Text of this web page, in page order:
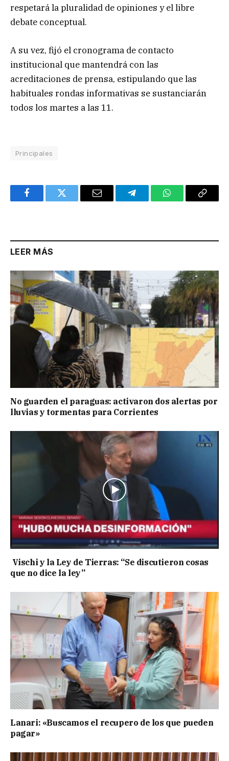
respetará la pluralidad de opiniones y el libre
debate conceptual.
A su vez, fijó el cronograma de contacto
institucional que mantendrá con las
acreditaciones de prensa, estipulando que las
habituales rondas informativas se sustanciarán
todos los martes a las 11.
Principales
FacebookTwitter Email TelegramWhatsAppCopy
LEER MÁS
No guarden el paraguas: activaron dos alertas por
lluvias y tormentas para Corrientes
Vischi y la Ley de Tierras: “Se discutieron cosas
que no dice la ley”
Lanari: «Buscamos el recupero de los que pueden
pagar»